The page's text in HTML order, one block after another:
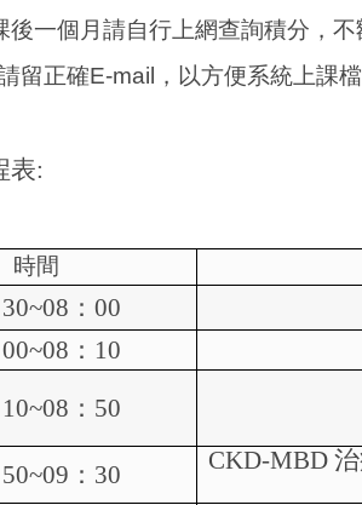
後一個月請自行上網查詢積分，不
留正確E-mail ，以方便系統上課
表:
時間
30~08 ：00
00~08 ： 10
10~08 ： 50
50~09 ： 30 CKD-MBD